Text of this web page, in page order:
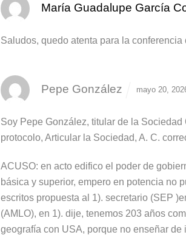
María Guadalupe García
Saludos, quedo atenta para la conferencia
Pepe González mayo 20,
Soy Pepe González, titular de la
protocolo, Articular la Sociedad, A. C.
ACUSO: en acto edifico el poder de
básica y superior, empero en potencia no
escritos propuesta al 1). secretario (SEP
(AMLO), en 1). dije, tenemos 203 años
geografía con USA, porque no enseñar